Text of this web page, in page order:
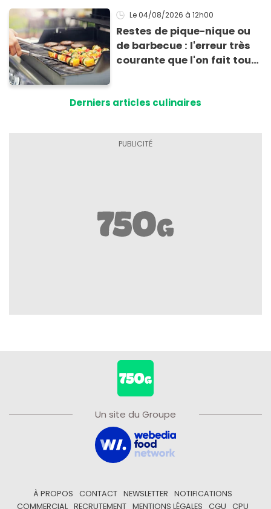
Le 04/08/2026 à 12h00
Restes de pique-nique ou
de barbecue : l'erreur très
courante que l'on fait tous
Derniers articles culinaires
Un site du Groupe
À PROPOS CONTACT NEWSLETTER
NOTIFICATIONS
COMMERCIAL
RECRUTEMENT MENTIONS LÉGALES CGU CPU